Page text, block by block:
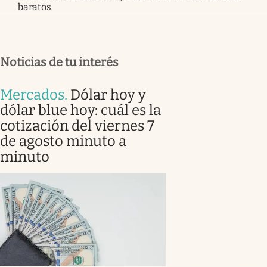
baratos
Noticias de tu interés
Mercados. Dólar hoy y
dólar blue hoy: cuál es la
cotización del viernes 7
de agosto minuto a
minuto